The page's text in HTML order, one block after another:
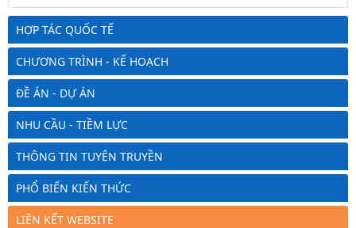
HỢP TÁC QUỐC TẾ
CHƯƠNG TRÌNH - KẾ HOẠCH
ĐỀ ÁN - DỰ ÁN
NHU CẦU - TIỀM LỰC
THÔNG TIN TUYÊN TRUYỀN
PHỔ BIẾN KIẾN THỨC
LIÊN KẾT WEBSITE